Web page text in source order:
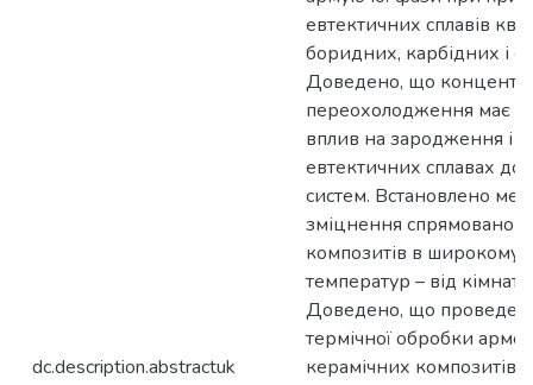
dc.description.abstractuk
евтектичних сплавів
боридних, карбідних і
Доведено, що
переохолодження має
вплив на зародження і
евтектичних сплавах
систем. Встановлено
зміцнення спрямовано
композитів в широкому
температур – від
Доведено, що
термічної обробки
керамічних композитів